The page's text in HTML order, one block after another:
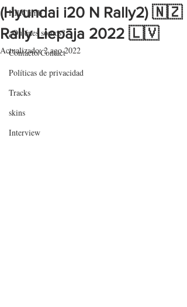
HillClimb
¿Quiénes somos?
Contacto/Contact
Políticas de privacidad
Tracks
skins
Interview
(Hyundai i20 N Rally2) 🇳🇿
Rally Liepāja 2022 🇱🇻
Actualizado:2 ago 2022